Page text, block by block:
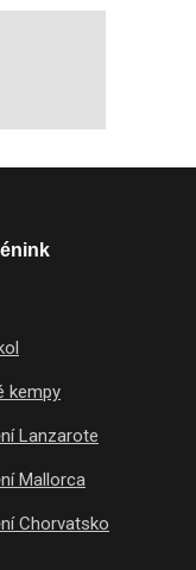
kempy
Lanzarote
Mallorca
Chorvatsko